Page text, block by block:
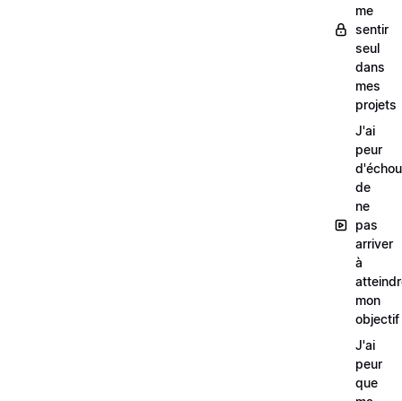
me
sentir
seul
dans
mes
projets
J'ai
peur
de
ne
pas
arriver
à
mon
objectif
J'ai
peur
que